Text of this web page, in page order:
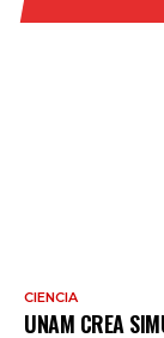
CIENCIA
UNAM CREA